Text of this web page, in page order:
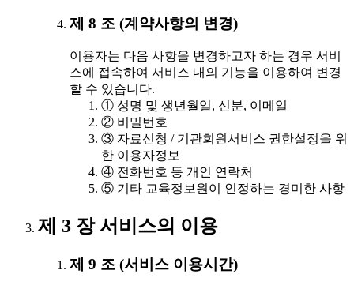
제 8 조 (계약사항의 변경)
이용자는 다음 사항을 변경하고자 하는 경우 서비
스에 접속하여 서비스 내의 기능을 이용하여 변경
할 수 있습니다.
① 성명 및 생년월일, 신분, 이메일
② 비밀번호
③ 자료신청 / 기관회원서비스 권한설정을 위
한 이용자정보
④ 전화번호 등 개인 연락처
⑤ 기타 교육정보원이 인정하는 경미한 사항
제 3 장 서비스의 이용
제 9 조 (서비스 이용시간)